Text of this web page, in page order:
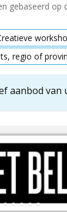
gebaseerd op
regio of
aanbod van